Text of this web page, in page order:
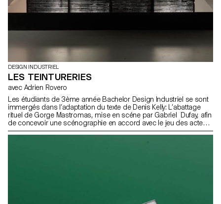
DESIGN INDUSTRIEL
LES TEINTURERIES
avec Adrien Rovero
Les étudiants de 3ème année Bachelor Design Industriel se sont
immergés dans l’adaptation du texte de Denis Kelly: L’abattage
rituel de Gorge Mastromas, mise en scéne par Gabriel Dufay, afin
de concevoir une scénographie en accord avec le jeu des acteurs
et grâce à des moyens simples et perceptibles par le public.